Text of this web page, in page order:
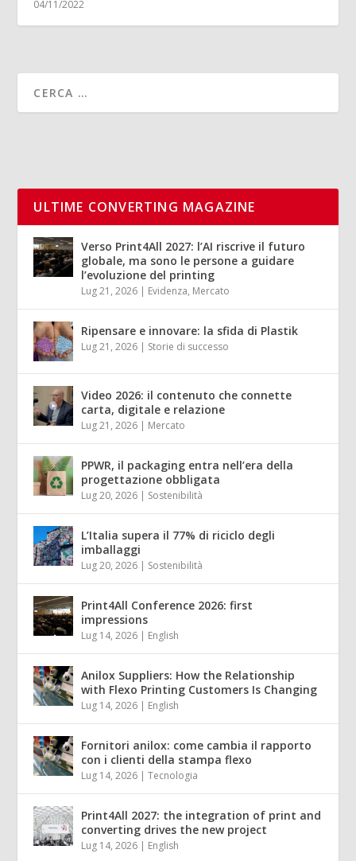
04/11/2022
ULTIME CONVERTING MAGAZINE
Verso Print4All 2027: l’AI riscrive il futuro
globale, ma sono le persone a guidare
l’evoluzione del printing
Lug 21, 2026 | Evidenza, Mercato
Ripensare e innovare: la sfida di Plastik
Lug 21, 2026 | Storie di successo
Video 2026: il contenuto che connette
carta, digitale e relazione
Lug 21, 2026 | Mercato
PPWR, il packaging entra nell’era della
progettazione obbligata
Lug 20, 2026 | Sostenibilità
L’Italia supera il 77% di riciclo degli
imballaggi
Lug 20, 2026 | Sostenibilità
Print4All Conference 2026: first
impressions
Lug 14, 2026 | English
Anilox Suppliers: How the Relationship
with Flexo Printing Customers Is Changing
Lug 14, 2026 | English
Fornitori anilox: come cambia il rapporto
con i clienti della stampa flexo
Lug 14, 2026 |Tecnologia
Print4All 2027: the integration of print and
converting drives the new project
Lug 14, 2026 | English